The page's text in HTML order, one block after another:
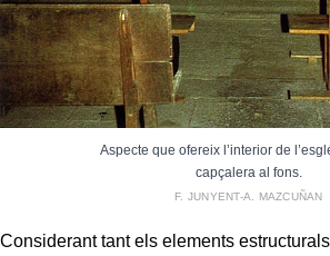
Aspecte que ofereix l’interior de
capçalera al fons.
F. JUNYENT-A. MAZCUÑAN
Considerant tant els elements